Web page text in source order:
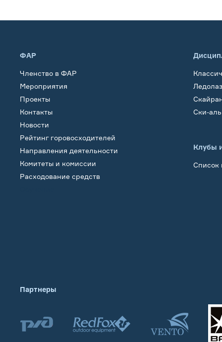
ФАР
Членство в ФАР
Мероприятия
Проекты
Контакты
Новости
Рейтинг горовосходителей
Направления деятельности
Комитеты и комиссии
Расходование средств
Ски-
Клубы
Список
Партнеры